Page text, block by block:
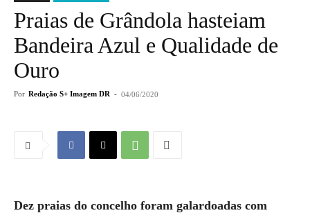
Praias de Grândola hasteiam
Bandeira Azul e Qualidade de
Ouro
Por Redação S+ Imagem DR - 04/06/2020
Dez praias do concelho foram galardoadas com